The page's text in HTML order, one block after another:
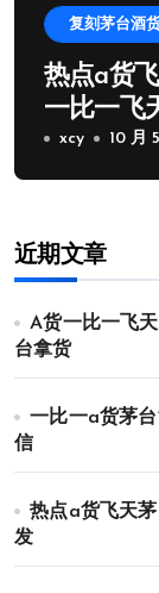
复刻茅台酒
热点a货
一比一飞
xcy 10 月
近期文章
A货一比一飞
台拿货
一比一a货茅
信
热点a货飞天
发